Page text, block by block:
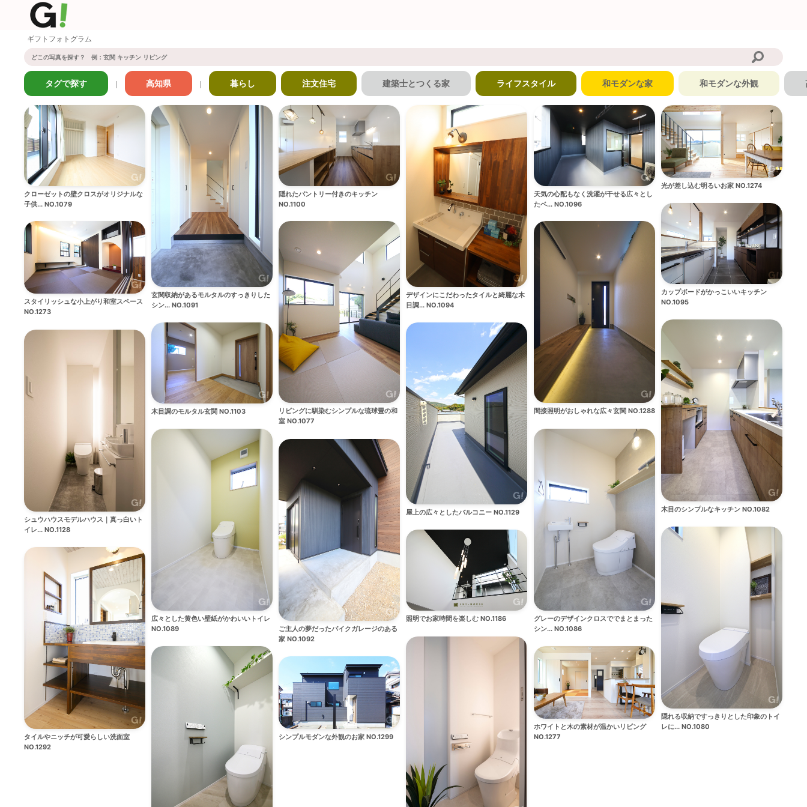
ギフトフォトグラム
タグで探す ｜ 高知県 ｜ 暮らし 注文住宅 建築士とつくる家 ライフスタイル 和モダンな家 和モダンな外観
クローゼットの壁クロスがオリジナルな
子供... NO.1079
玄関収納があるモルタルのすっきりした
シン... NO.1091
隠れたパントリー付きのキッチン
NO.1100
デザインにこだわったタイルと綺麗な木
目調... NO.1094
天気の心配もなく洗濯が干せる広々とし
たベ... NO.1096
光が差し込む明るいお家 NO.1274
カップボードがかっこいいキッチン
NO.1095
スタイリッシュな小上がり和室スペース
NO.1273
リビングに馴染むシンプルな琉球畳の和
室 NO.1077
間接照明がおしゃれな広々玄関 NO.1288
木目のシンプルなキッチン NO.1082
木目調のモルタル玄関 NO.1103
屋上の広々としたバルコニー NO.1129
シュウハウスモデルハウス｜真っ白いト
イレ... NO.1128
広々とした黄色い壁紙がかわいいトイレ
NO.1089
グレーのデザインクロスででまとまった
シン... NO.1086
ご主人の夢だったバイクガレージのある
家 NO.1092
隠れる収納ですっきりとした印象のトイ
レに... NO.1080
照明でお家時間を楽しむ NO.1186
タイルやニッチが可愛らしい洗面室
NO.1292
ホワイトと木の素材が温かいリビング
NO.1277
シンプルモダンな外観のお家 NO.1299